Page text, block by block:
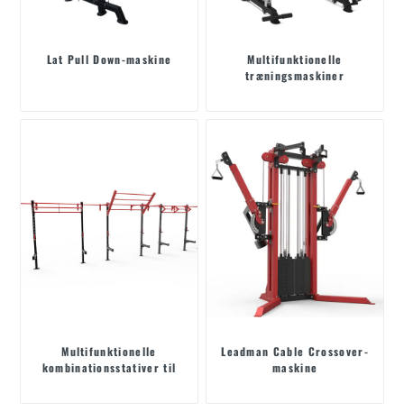
Lat Pull Down-maskine
Multifunktionelle
træningsmaskiner
Multifunktionelle
kombinationsstativer til
Leadman Cable Crossover-
maskine